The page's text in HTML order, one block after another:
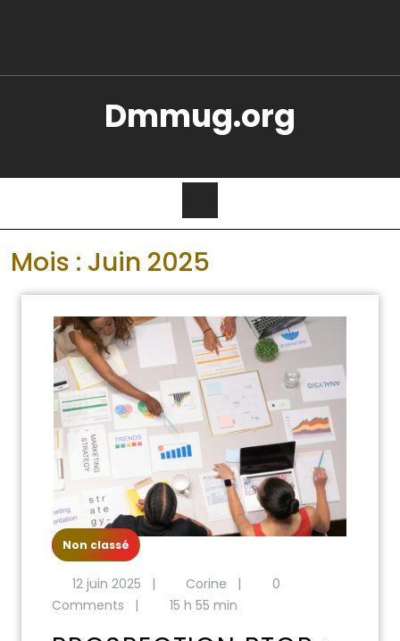
Dmmug.org
Mois : Juin 2025
Non classé
12 juin 2025 | Corine |
0
Comments
| 15 h 55 min